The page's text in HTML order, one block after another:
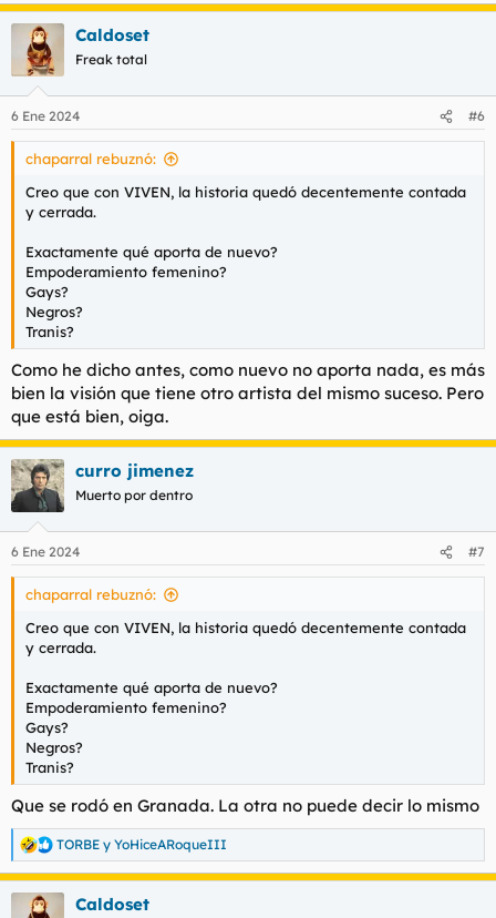
a
e
s
Caldoset
Freak total
6 Ene 2024 #6
chaparral rebuznó:
Creo que con VIVEN, la historia quedó decentemente contada
y cerrada.
Exactamente qué aporta de nuevo?
Empoderamiento femenino?
Gays?
Negros?
Tranis?
Como he dicho antes, como nuevo no aporta nada, es más
bien la visión que tiene otro artista del mismo suceso. Pero
que está bien, oiga.
curro jimenez
Muerto por dentro
6 Ene 2024 #7
chaparral rebuznó:
Creo que con VIVEN, la historia quedó decentemente contada
y cerrada.
Exactamente qué aporta de nuevo?
Empoderamiento femenino?
Gays?
Negros?
Tranis?
Que se rodó en Granada. La otra no puede decir lo mismo
R
e
a
TORBE y YoHiceARoqueIII
Caldoset